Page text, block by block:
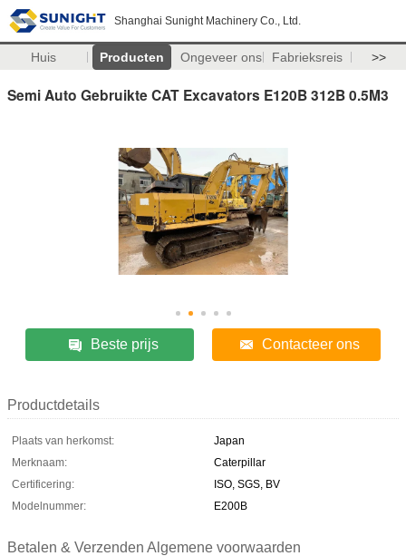
Shanghai Sunight Machinery Co., Ltd.
Huis Producten Ongeveer ons Fabrieksreis >>
Semi Auto Gebruikte CAT Excavators E120B 312B 0.5M3
Beste prijs Contacteer ons
Productdetails
Plaats van herkomst:
Japan
Merknaam:
Caterpillar
Certificering:
ISO, SGS, BV
Modelnummer:
E200B
Betalen & Verzenden Algemene voorwaarden